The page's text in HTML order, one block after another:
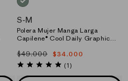
VERDE_(WELX)
S-M
Polera Mujer Manga Larga
Capilene® Cool Daily Graphic
Precio
habitual
$49.000
Precio
de
$34.000
5.0
star
(1)